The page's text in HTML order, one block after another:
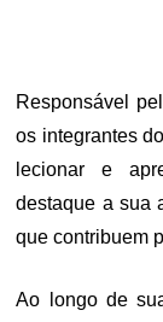
Responsável
os integrantes
lecionar e
destaque a sua
que contribuem
Ao longo de